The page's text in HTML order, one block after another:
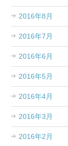
2016年8月
2016年7月
2016年6月
2016年5月
2016年4月
2016年3月
2016年2月